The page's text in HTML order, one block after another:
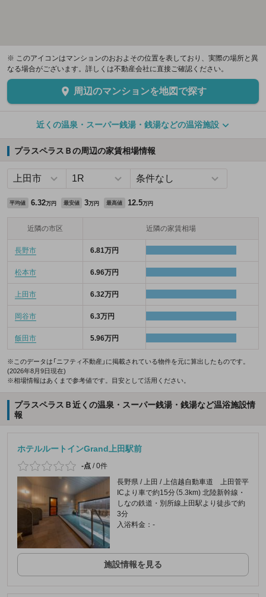
※ このアイコンはマンションのおおよその位置を表しており、実際の場所と異
なる場合がございます。詳しくは不動産会社に直接ご確認ください。
周辺のマンションを地図で探す
近くの温泉・スーパー銭湯・銭湯などの温浴施設
プラスペラスＢの周辺の家賃相場情報
平均値 6.32万円 最安値 3万円 最高値 12.5万円
近隣の市区 近隣の家賃相場
長野市 6.81万円
松本市 6.96万円
上田市 6.32万円
岡谷市 6.3万円
飯田市 5.96万円
※このデータは「ニフティ不動産」に掲載されている物件を元に算出したものです。
(2026年8月9日現在)
※相場情報はあくまで参考値です。目安として活用ください。
プラスペラスＢ近くの温泉・スーパー銭湯・銭湯など温浴施設情
報
ホテルルートインGrand上田駅前
-点 /0件
長野県 / 上田 / 上信越自動車道 上田菅平
ICより車で約15分（5.3km) 北陸新幹線・
しなの鉄道・別所線上田駅より徒歩で約
3分
入浴料金：-
施設情報を見る